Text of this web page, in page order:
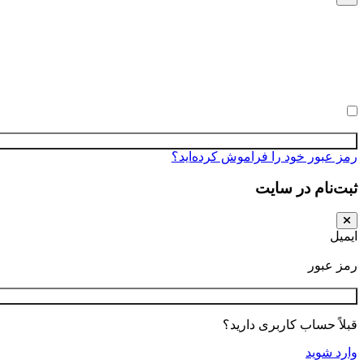
رمز عبور خود را فراموش کرده‌اید؟
ثبت‌نام در سایت
ایمیل
رمز عبور
قبلاً حساب کاربری دارید؟
وارد شوید